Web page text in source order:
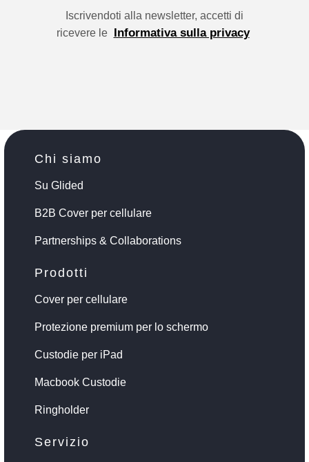
Iscrivendoti alla newsletter, accetti di
ricevere le
Informativa sulla privacy
Chi siamo
Su Glided
B2B Cover per cellulare
Partnerships & Collaborations
Prodotti
Cover per cellulare
Protezione premium per lo schermo
Custodie per iPad
Macbook Custodie
Ringholder
Servizio